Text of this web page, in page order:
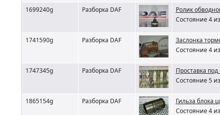
1699240g Разборка DAF
Ролик
Состояние 4
1741590g Разборка DAF
Заслонка
Состояние 4
1747345g Разборка DAF
Проставка
Состояние 5
1865154g Разборка DAF
Гильза блока
Состояние 4